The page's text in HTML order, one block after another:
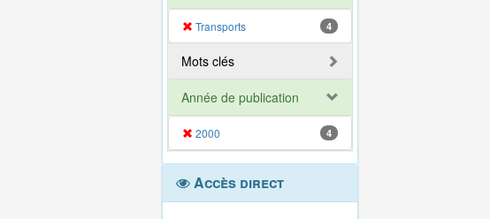
Transports 4
Mots clés
Année de publication
2000 4
Accès direct